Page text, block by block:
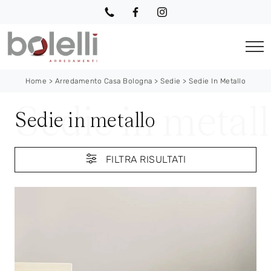
Home > Arredamento Casa Bologna > Sedie > Sedie In Metallo
Sedie in metallo
FILTRA RISULTATI